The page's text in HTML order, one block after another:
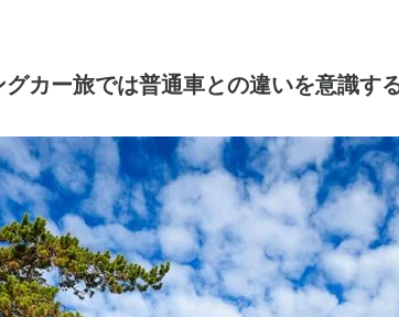
カー旅では普通車との違いを意識す